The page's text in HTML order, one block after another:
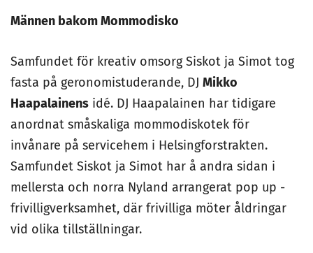
Männen bakom Mommodisko
Samfundet för kreativ omsorg Siskot ja Simot tog
fasta på geronomistuderande, DJ Mikko
Haapalainens idé. DJ Haapalainen har tidigare
anordnat småskaliga mommodiskotek för
invånare på servicehem i Helsingforstrakten.
Samfundet Siskot ja Simot har å andra sidan i
mellersta och norra Nyland arrangerat pop up -
frivilligverksamhet, där frivilliga möter åldringar
vid olika tillställningar.